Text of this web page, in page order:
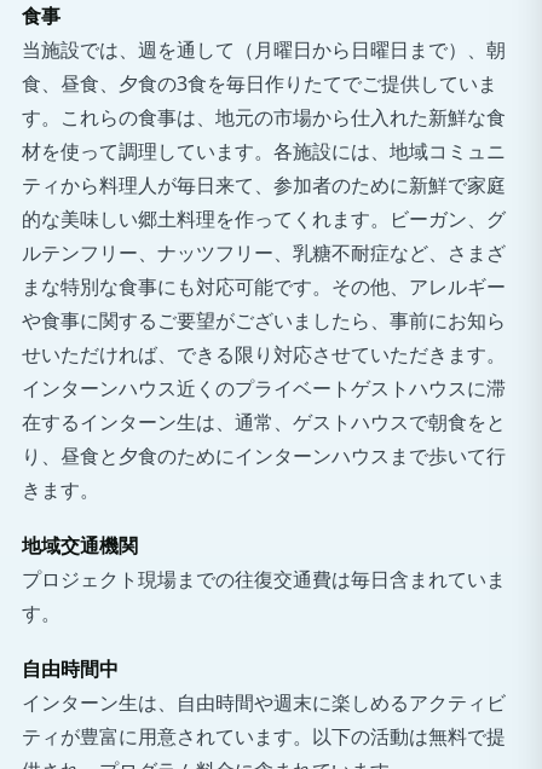
食事
当施設では、週を通して（月曜日から日曜日まで）、朝
食、昼食、夕食の3食を毎日作りたてでご提供していま
す。これらの食事は、地元の市場から仕入れた新鮮な食
材を使って調理しています。各施設には、地域コミュニ
ティから料理人が毎日来て、参加者のために新鮮で家庭
的な美味しい郷土料理を作ってくれます。ビーガン、グ
ルテンフリー、ナッツフリー、乳糖不耐症など、さまざ
まな特別な食事にも対応可能です。その他、アレルギー
や食事に関するご要望がございましたら、事前にお知ら
せいただければ、できる限り対応させていただきます。
インターンハウス近くのプライベートゲストハウスに滞
在するインターン生は、通常、ゲストハウスで朝食をと
り、昼食と夕食のためにインターンハウスまで歩いて行
きます。
地域交通機関
プロジェクト現場までの往復交通費は毎日含まれていま
す。
自由時間中
インターン生は、自由時間や週末に楽しめるアクティビ
ティが豊富に用意されています。以下の活動は無料で提